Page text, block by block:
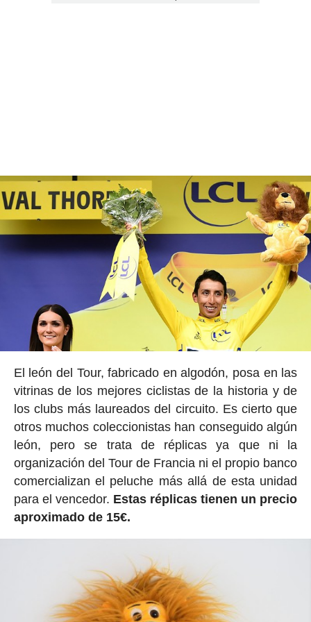
El león del Tour, fabricado en algodón, posa en las
vitrinas de los mejores ciclistas de la historia y de
los clubs más laureados del circuito. Es cierto que
otros muchos coleccionistas han conseguido algún
león, pero se trata de réplicas ya que ni la
organización del Tour de Francia ni el propio banco
comercializan el peluche más allá de esta unidad
para el vencedor. Estas réplicas tienen un precio
aproximado de 15€.